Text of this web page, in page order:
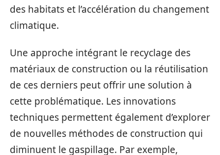
des habitats et l’accélération du changement
climatique.
Une approche intégrant le recyclage des
matériaux de construction ou la réutilisation
de ces derniers peut offrir une solution à
cette problématique. Les innovations
techniques permettent également d’explorer
de nouvelles méthodes de construction qui
diminuent le gaspillage. Par exemple,